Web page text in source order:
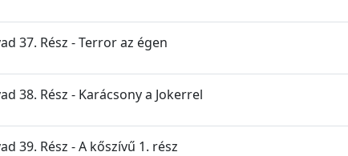
37. Rész - Terror az égen
38. Rész - Karácsony a Jokerrel
39. Rész - A kőszívű 1. rész